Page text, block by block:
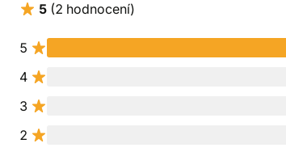
5 (2 hodnocení)
5
4
3
2